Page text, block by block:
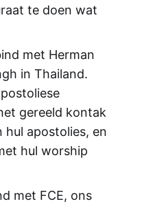
te doen wat
met Herman
in Thailand.
gereeld kontak
hul apostolies, en
hul worship
met FCE, ons